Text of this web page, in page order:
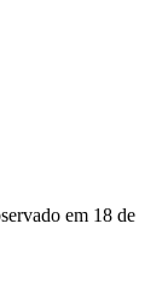
em 18 de